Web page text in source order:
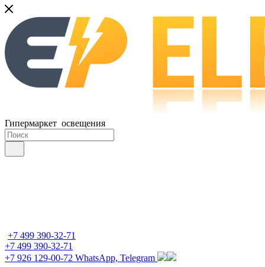
Гипермаркет освещения
+7 499 390-32-71
+7 499 390-32-71
+7 926 129-00-72 WhatsApp, Telegram